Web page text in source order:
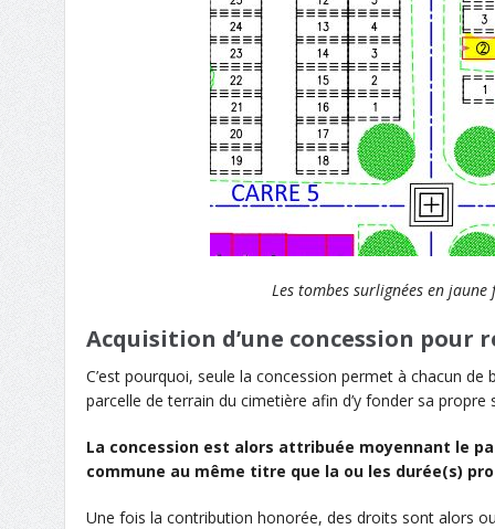
Les tombes surlignées en
Acquisition d’une concession
C’est pourquoi, seule la concession permet à chacunde
parcelle de terrain du cimetière afin d’y fonder sapropre
La concession est alors attribuée moyennant le
commune au même titre que la ou les durée(s)
Une fois la contribution honorée,des droits sontalors